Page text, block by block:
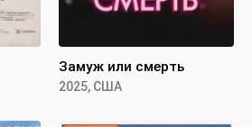
Замуж или смерть
2025, США